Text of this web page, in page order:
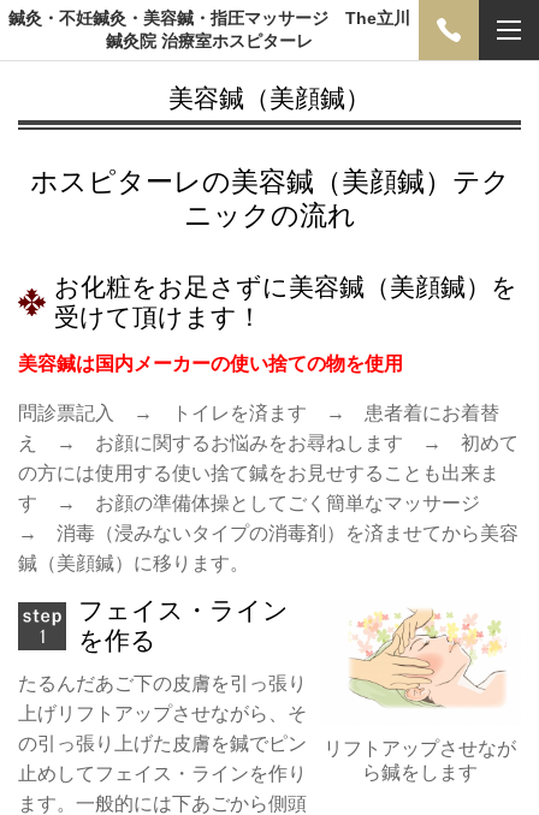
鍼灸・不妊鍼灸・美容鍼・指圧マッサージ The立川
鍼灸院 治療室ホスピターレ
美容鍼（美顔鍼）
ホスピターレの美容鍼（美顔鍼）テク
ニックの流れ
お化粧をお足さずに美容鍼（美顔鍼）を
受けて頂けます！
美容鍼は国内メーカーの使い捨ての物を使用
問診票記入 → トイレを済ます → 患者着にお着替
え → お顔に関するお悩みをお尋ねします → 初めて
の方には使用する使い捨て鍼をお見せすることも出来ま
す → お顔の準備体操としてごく簡単なマッサージ
→ 消毒（浸みないタイプの消毒剤）を済ませてから美容
鍼（美顔鍼）に移ります。
リフトアップさせなが
ら鍼をします
フェイス・ライン
を作る
たるんだあご下の皮膚を引っ張り
上げリフトアップさせながら、そ
の引っ張り上げた皮膚を鍼でピン
止めしてフェイス・ラインを作り
ます。一般的には下あごから側頭